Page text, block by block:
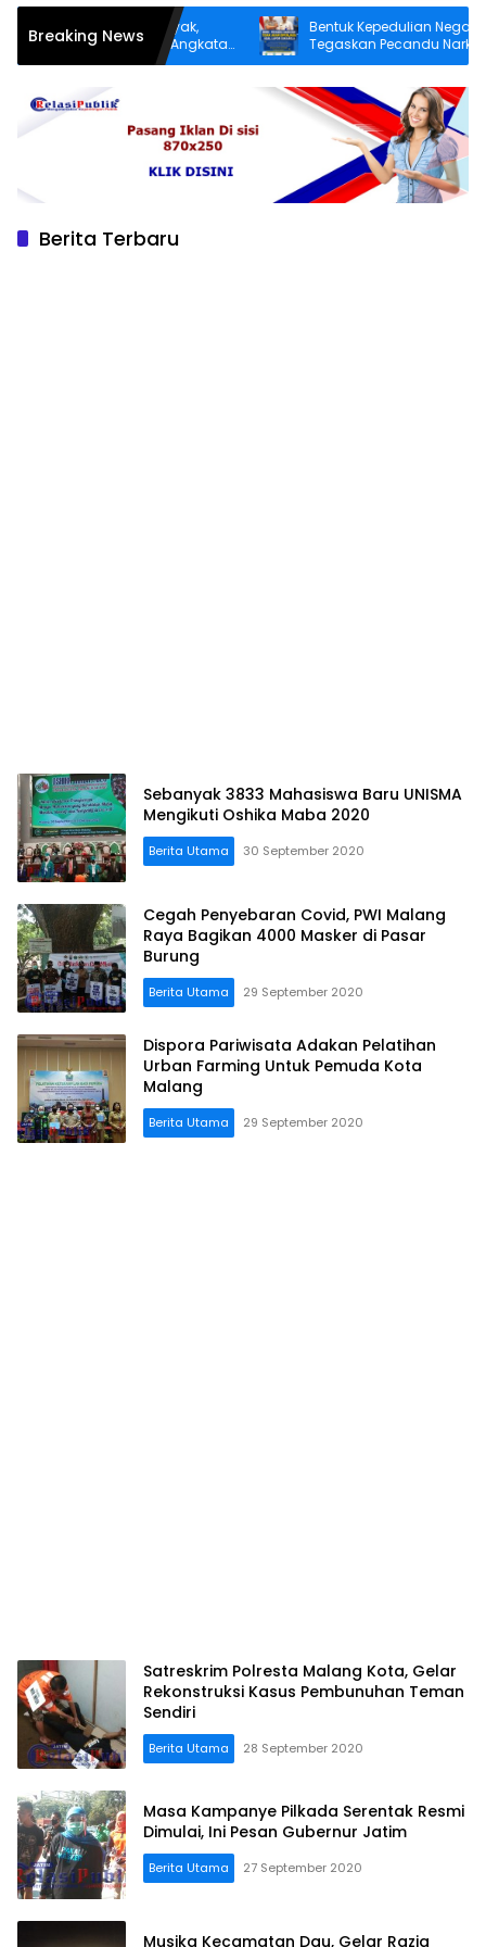
Breaking News
yang Lebih Layak,
Desa Angkatan
Perbaiki Jalan Rusak
Bentuk Kepedulian Negara, BNN
Tegaskan Pecandu Narkoba yang
Sukarela Tidak akan Dipenjara
Berita Terbaru
Sebanyak 3833 Mahasiswa Baru UNISMA
Mengikuti Oshika Maba 2020
Berita Utama 30 September 2020
Cegah Penyebaran Covid, PWI Malang
Raya Bagikan 4000 Masker di Pasar
Burung
Berita Utama 29 September 2020
Dispora Pariwisata Adakan Pelatihan
Urban Farming Untuk Pemuda Kota
Malang
Berita Utama 29 September 2020
Relasi
Satreskrim Polresta Malang Kota, Gelar
Rekonstruksi Kasus Pembunuhan Teman
Sendiri
Berita Utama 28 September 2020
Masa Kampanye Pilkada Serentak Resmi
Dimulai, Ini Pesan Gubernur Jatim
Berita Utama 27 September 2020
Musika Kecamatan Dau, Gelar Razia